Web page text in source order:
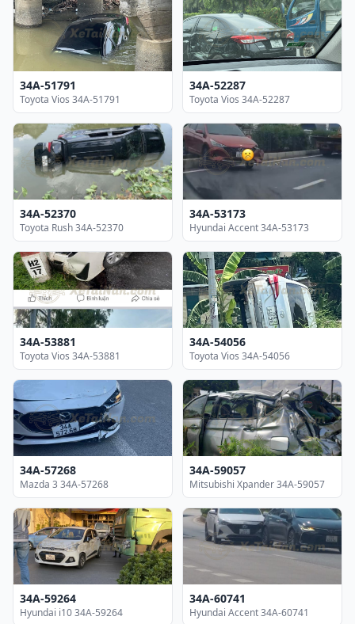
34A-51791
Toyota Vios 34A-51791
34A-52287
Toyota Vios 34A-52287
34A-52370
Toyota Rush 34A-52370
34A-53173
Hyundai Accent 34A-53173
34A-53881
Toyota Vios 34A-53881
34A-54056
Toyota Vios 34A-54056
34A-57268
Mazda 3 34A-57268
34A-59057
Mitsubishi Xpander 34A-59057
34A-59264
Hyundai i10 34A-59264
34A-60741
Hyundai Accent 34A-60741